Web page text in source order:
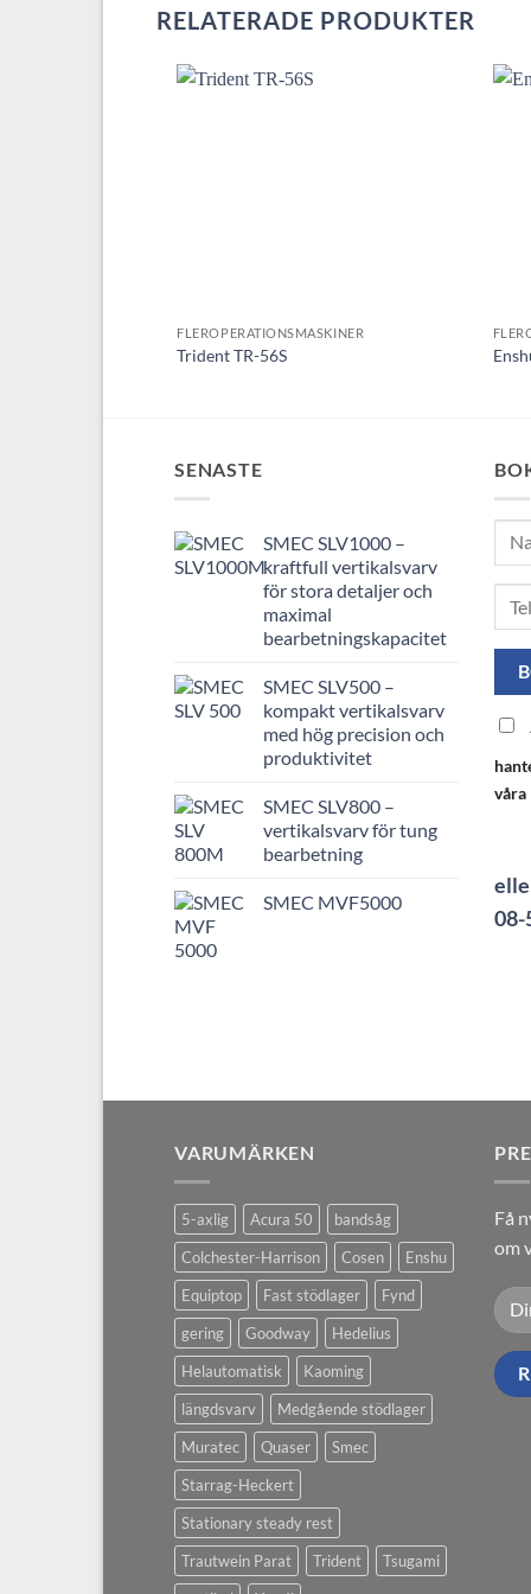
RELATERADE PRODUKTER
FLEROPERATIONSMASKINER
Trident TR-56S
SENASTE
SMEC SLV1000 –
kraftfull vertikalsvarv
för stora detaljer och
maximal
bearbetningskapacitet
SMEC SLV500 –
kompakt vertikalsvarv
med hög precision och
produktivitet
SMEC SLV800 –
vertikalsvarv för tung
bearbetning
SMEC MVF5000
våra
08-
VARUMÄRKEN
5-axlig Acura 50
bandsåg
Colchester-Harrison
Cosen
Enshu
Equiptop
Fast stödlager
Fynd
gering
Goodway
Hedelius
Helautomatisk
Kaoming
längdsvarv
Medgående stödlager
Muratec
Quaser
Smec
Starrag-Heckert
Stationary steady rest
Trautwein Parat
Trident
Tsugami
Få
om